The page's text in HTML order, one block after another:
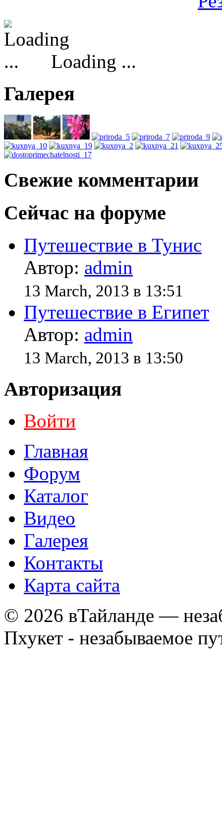
Loading ...
Галерея
Свежие комментарии
Сейчас на форуме
Путешествие в Тунис
Автор: admin
13 March, 2013 в 13:51
Путешествие в Египет
Автор: admin
13 March, 2013 в 13:50
Авторизация
Войти
Главная
Форум
Каталог
Видео
Галерея
Контакты
Карта сайта
© 2026 вТайланде —
Пхукет - незабываемое